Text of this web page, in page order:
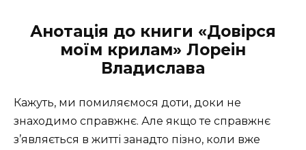
Анотація до книги «Довірся
моїм крилам» Лореін
Владислава
Кажуть, ми помиляємося доти, доки не
знаходимо справжнє. Але якщо те справжнє
з’являється в житті занадто пізно, коли вже